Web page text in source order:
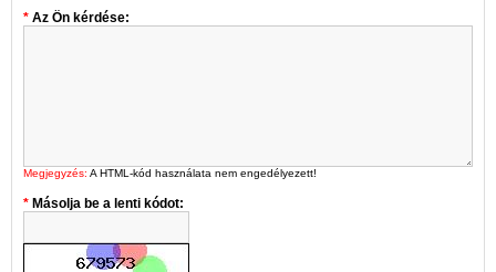
Az Ön kérdése:
Megjegyzés: A HTML-kód használata nem engedélyezett!
Másolja be a lenti kódot: